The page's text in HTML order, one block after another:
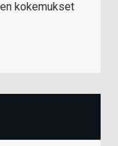
kokemukset